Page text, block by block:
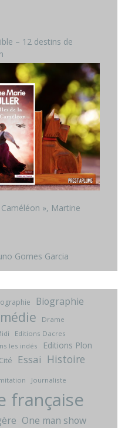
– 12 destins de
», Martine
Gomes Garcia
Biographie
Drame
Editions Dacres
les indés Editions Plon
Essai Histoire
Journaliste
française
One man show